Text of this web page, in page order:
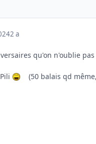
2 a
qu'on n'oublie pas
(50 balais qd